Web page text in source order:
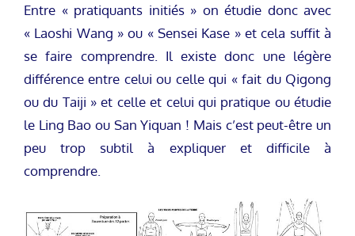
Entre « pratiquants initiés » on étudie donc avec
« Laoshi Wang » ou « Sensei Kase » et cela suffit à
se faire comprendre. Il existe donc une légère
différence entre celui ou celle qui « fait du Qigong
ou du Taiji » et celle et celui qui pratique ou étudie
le Ling Bao ou San Yiquan ! Mais c’est peut-être un
peu trop subtil à expliquer et difficile à
comprendre.